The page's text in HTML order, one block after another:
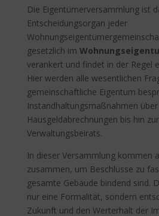
Die Eigentümerversammlung ist
Entscheidungsorgan jeder
gesetzlich im
verankert und findet in der Regel
Hier werden alle wesentlichen
gemeinschaftliche Eigentum
Instandhaltungsmaßnahmen über
Hausgeldabrechnungen bis hin
Verwaltungsbeirats.
In dieser Versammlung kommen
zusammen, um Beschlüsse zu
gesamte Gebäude bindend sind.
nur eine Formalität, sondern
Zukunft und den Werterhalt der